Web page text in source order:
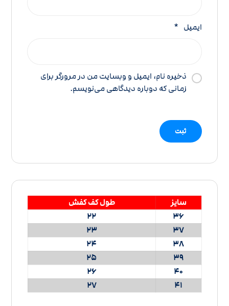
ایمیل *
ذخیره نام، ایمیل و وبسایت من در مرورگر برای
زمانی که دوباره دیدگاهی می‌نویسم.
سایز
طول کف کفش
36
22
37
23
38
24
39
25
40
26
41
27